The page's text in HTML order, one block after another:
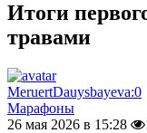
Итоги
травами
MeruertDauysbayeva:0
Марафоны
26 мая 2026 в 15:28